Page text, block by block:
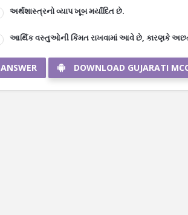
અર્થશાસ્ત્રનો વ્યાપ ખૂબ મર્યાદિત છે.
આર્થિક વસ્તુઓની કિંમત રાખવામાં આવે છે, કારણકે
ANSWER DOWNLOAD GUJARATI